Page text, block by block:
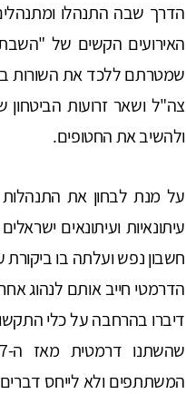
הדרך שבה התנהלו
האירועים הקשים של
שמטרתם ללכד את השורות
צה"ל ושאר זרועות
ולהשיב את החטופים.
על מנת לבחון את
עיתונאיות ועיתונאים
חשבון נפש ועלתה בו
הדרמטי חייב אותם לנהוג
דיברו בהרחבה על כלי
המשתתפים ולא לייחס